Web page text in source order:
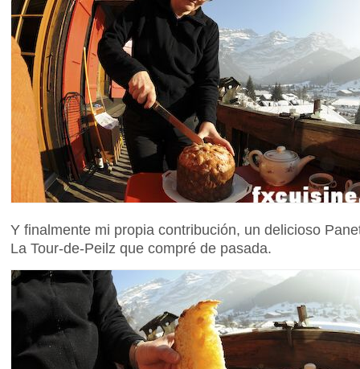
Y finalmente mi propia contribución, un delicioso
La Tour-de-Peilz que compré de pasada.